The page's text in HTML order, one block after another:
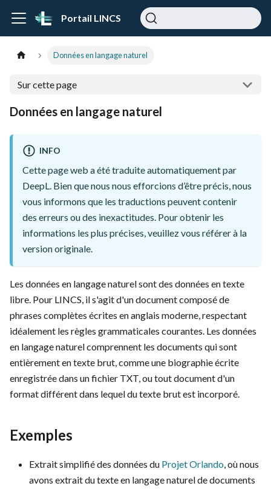
Portail LINCS
Données en langage naturel
Sur cette page
Données en langage naturel
INFO
Cette page web a été traduite automatiquement par
DeepL. Bien que nous nous efforcions d’être précis, nous
vous informons que les traductions peuvent contenir
des erreurs ou des inexactitudes. Pour obtenir les
informations les plus précises, veuillez vous référer à la
version originale.
Les données en langage naturel sont des données en texte
libre. Pour LINCS, il s'agit d'un document composé de
phrases complètes écrites en anglais moderne, respectant
idéalement les règles grammaticales courantes. Les données
en langage naturel comprennent les documents qui sont
entièrement en texte brut, comme une biographie écrite
enregistrée dans un fichier TXT, ou tout document d'un
format différent dans lequel du texte brut est incorporé.
Exemples
Extrait simplifié des données du Projet Orlando, où nous
avons extrait du texte en langage naturel de documents